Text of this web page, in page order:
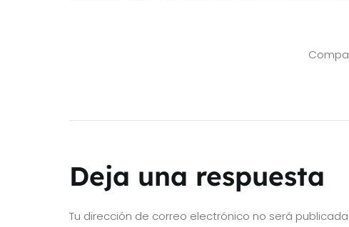
Deja una respuesta
Tu dirección de correo electrónico no será publicada.